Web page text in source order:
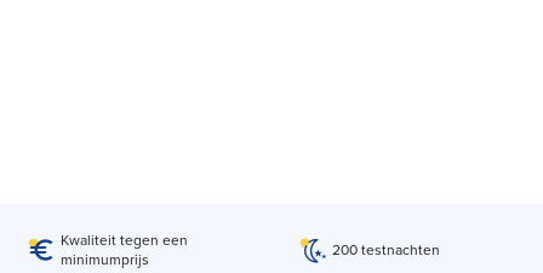
Kwaliteit tegen een
minimumprijs
200 testnachten